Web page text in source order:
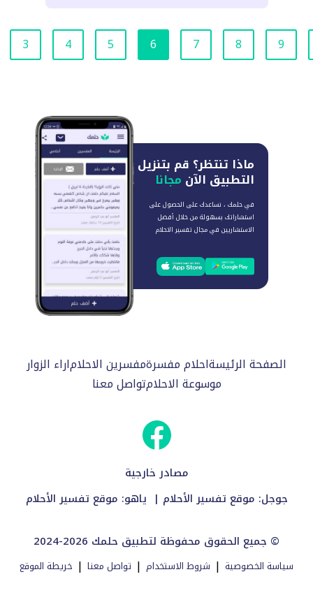
3 4 5 6 7 8 9
ماذا تنتظر؟ قم بتنزيل
التطبيق الآن مجانا
في حلمك ، نساعدك على الحصول على
استشاراتك بسهولة من خلال أفضل
الاستشاريين في مجال تفسير الاحلام
الصفحة الرئيسةاحلام مفسرةمفسرين الاحلاماراء الزوار
موسوعة الاحلامتواصل معنا
مصادر خارجية
جوجل: موقع تفسير الأحلام | ياهو: موقع تفسير الأحلام
2024-2026 جميع الحقوق محفوظة لتطبيق حلمك ©
سياسة الخصوصية | شروط الاستخدام | تواصل معنا | خريطة الموقع